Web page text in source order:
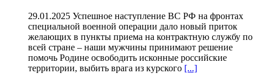
29.01.2025 Успешное наступление ВС РФ на фронтах
специальной военной операции дало новый приток
желающих в пункты приема на контрактную службу по
всей стране – наши мужчины принимают решение
помочь Родине освободить исконные российские
территории, выбить врага из курского [...]